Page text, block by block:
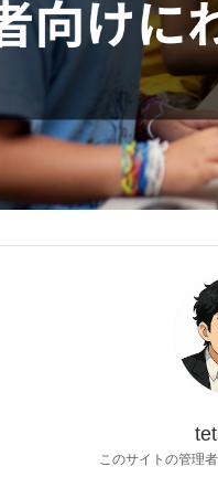
このサイトの管理